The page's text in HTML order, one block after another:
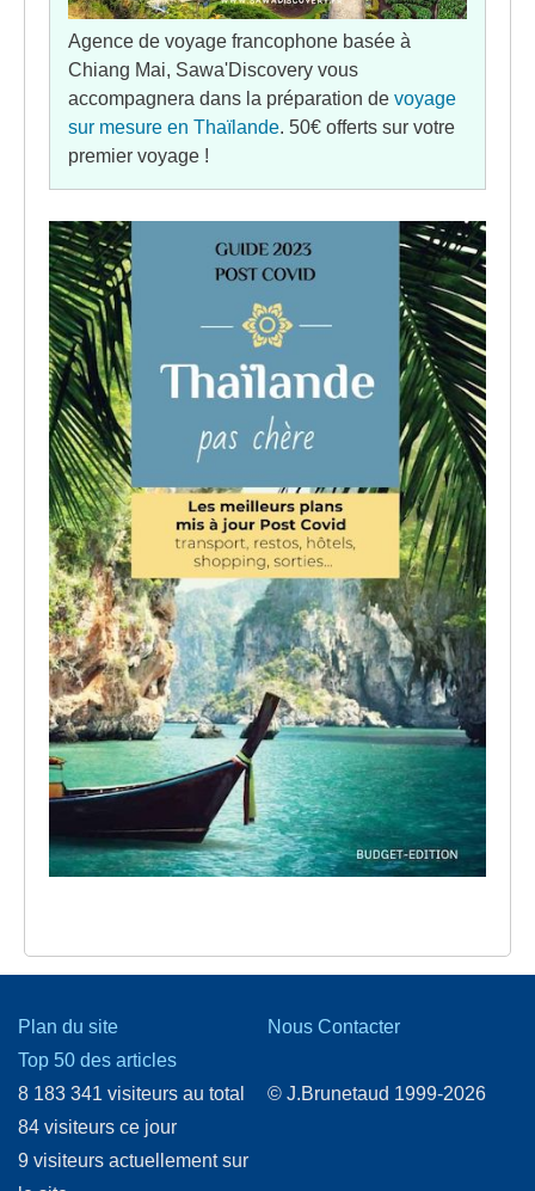
Agence de voyage francophone basée à
Chiang Mai, Sawa'Discovery vous
accompagnera dans la préparation de voyage
sur mesure en Thaïlande. 50€ offerts sur votre
premier voyage !
Plan du site
Top 50 des articles
8 183 341 visiteurs au total
84 visiteurs ce jour
9 visiteurs actuellement sur
Nous Contacter
© J.Brunetaud 1999-2026